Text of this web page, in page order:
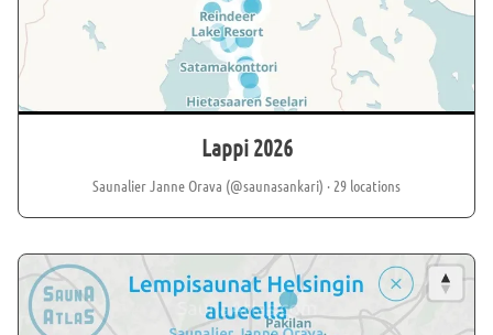
Lappi 2026
Saunalier Janne Orava (@saunasankari) · 29 locations